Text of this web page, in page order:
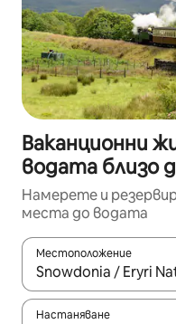
Ваканционни
водата близо
Намерете и
места до водата
Местоположение
Когато резултатите
Настаняване